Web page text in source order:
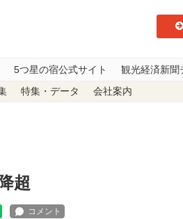
5つ星の宿公式サイト 観光経済新聞
特集・データ 会社案内
超